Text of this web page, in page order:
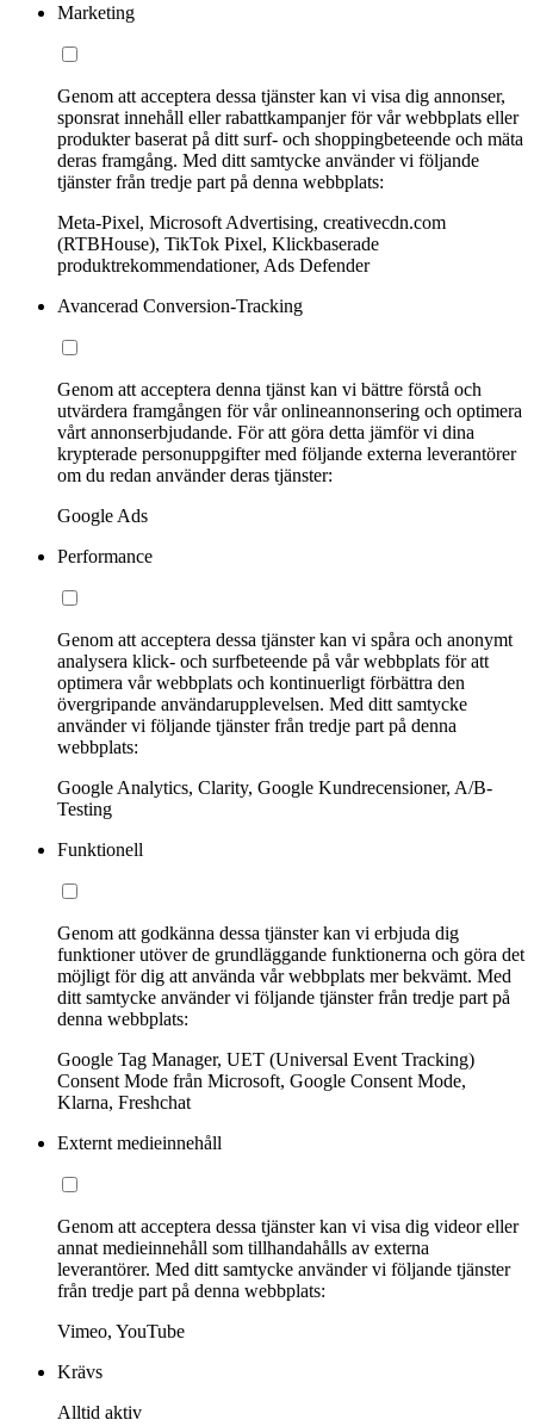
Marketing
Genom att acceptera dessa tjänster kan vi visa dig annonser,
sponsrat innehåll eller rabattkampanjer för vår webbplats eller
produkter baserat på ditt surf- och shoppingbeteende och mäta
deras framgång. Med ditt samtycke använder vi följande
tjänster från tredje part på denna webbplats:
Meta-Pixel, Microsoft Advertising, creativecdn.com
(RTBHouse), TikTok Pixel, Klickbaserade
produktrekommendationer, Ads Defender
Avancerad Conversion-Tracking
Genom att acceptera denna tjänst kan vi bättre förstå och
utvärdera framgången för vår onlineannonsering och optimera
vårt annonserbjudande. För att göra detta jämför vi dina
krypterade personuppgifter med följande externa leverantörer
om du redan använder deras tjänster:
Google Ads
Performance
Genom att acceptera dessa tjänster kan vi spåra och anonymt
analysera klick- och surfbeteende på vår webbplats för att
optimera vår webbplats och kontinuerligt förbättra den
övergripande användarupplevelsen. Med ditt samtycke
använder vi följande tjänster från tredje part på denna
webbplats:
Google Analytics, Clarity, Google Kundrecensioner, A/B-
Testing
Funktionell
Genom att godkänna dessa tjänster kan vi erbjuda dig
funktioner utöver de grundläggande funktionerna och göra det
möjligt för dig att använda vår webbplats mer bekvämt. Med
ditt samtycke använder vi följande tjänster från tredje part på
denna webbplats:
Google Tag Manager, UET (Universal Event Tracking)
Consent Mode från Microsoft, Google Consent Mode,
Klarna, Freshchat
Externt medieinnehåll
Genom att acceptera dessa tjänster kan vi visa dig videor eller
annat medieinnehåll som tillhandahålls av externa
leverantörer. Med ditt samtycke använder vi följande tjänster
från tredje part på denna webbplats:
Vimeo, YouTube
Krävs
Alltid aktiv